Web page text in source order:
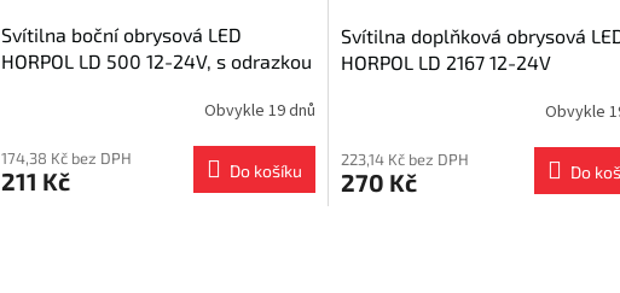
Svítilna boční obrysová LED
HORPOL LD 500 12-24V, s odrazkou
Obvykle 19 dnů
174,38 Kč bez DPH
211 Kč Do košíku
Svítilna doplňková obrysová
HORPOL LD 2167 12-24V
Obvykle
223,14 Kč bez DPH
270 Kč Do